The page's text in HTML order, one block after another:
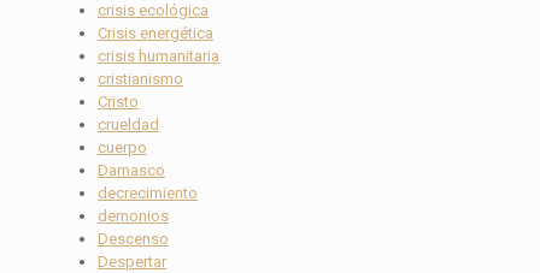
crisis ecológica
Crisis energética
crisis humanitaria
cristianismo
Cristo
crueldad
cuerpo
Damasco
decrecimiento
demonios
Descenso
Despertar